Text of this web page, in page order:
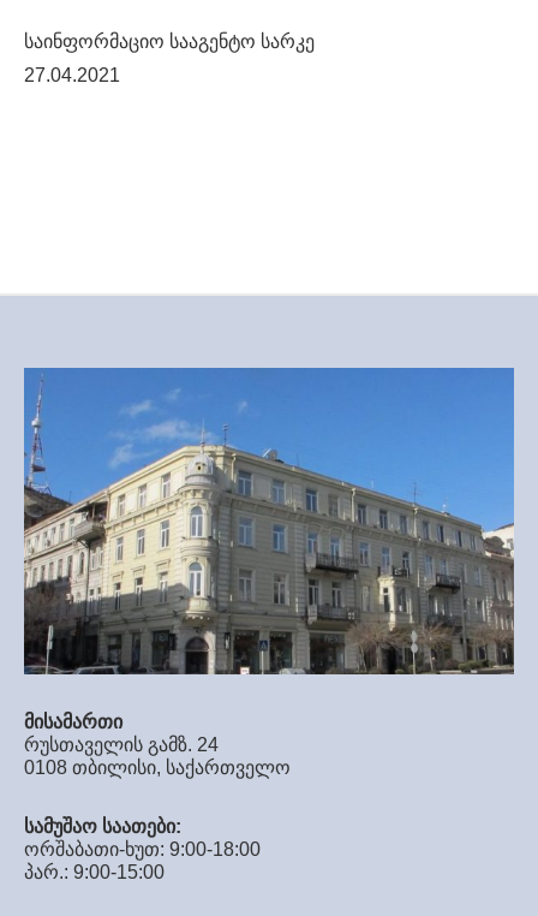
საინფორმაციო სააგენტო სარკე
27.04.2021
მისამართი
რუსთაველის გამზ. 24
0108 თბილისი, საქართველო
სამუშაო საათები:
ორშაბათი-ხუთ: 9:00-18:00
პარ.: 9:00-15:00